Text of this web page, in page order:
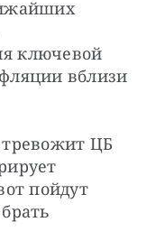
ключевой
вблизи
тревожит ЦБ
пойдут